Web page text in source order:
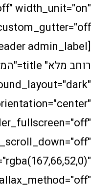
רוחב מלא" title="המלצות"